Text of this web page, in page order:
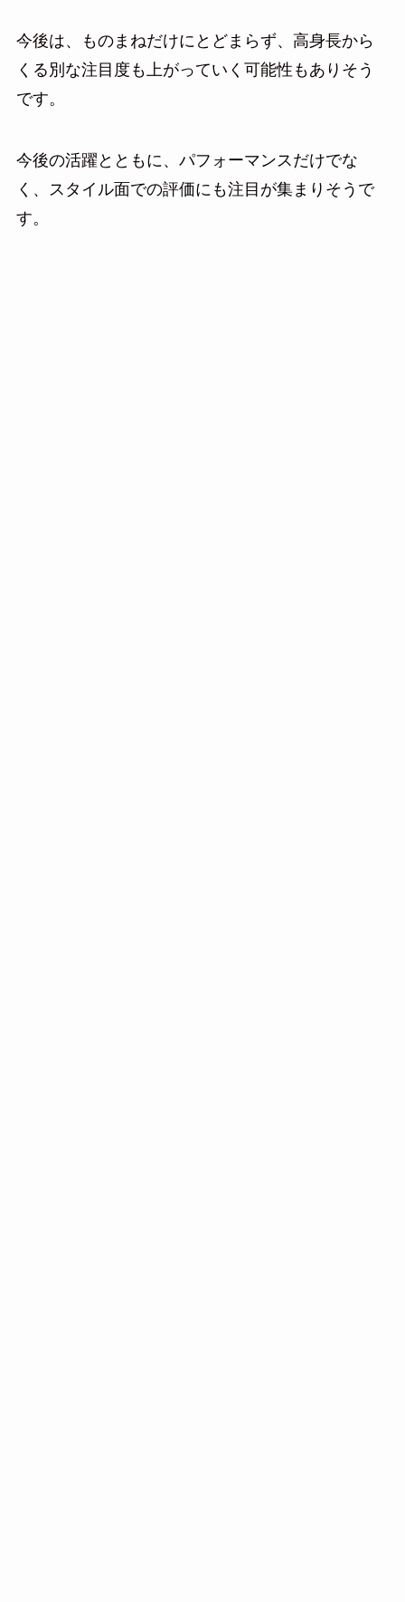
今後は、ものまねだけにとどまらず、高身長から
くる別な注目度も上がっていく可能性もありそう
です。
今後の活躍とともに、パフォーマンスだけでな
く、スタイル面での評価にも注目が集まりそうで
す。